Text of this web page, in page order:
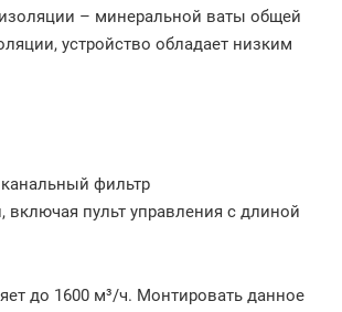
– минеральной ваты общей
устройство обладает низким
фильтр
пульт управления с длиной
до 1600 м³/ч. Монтировать данное